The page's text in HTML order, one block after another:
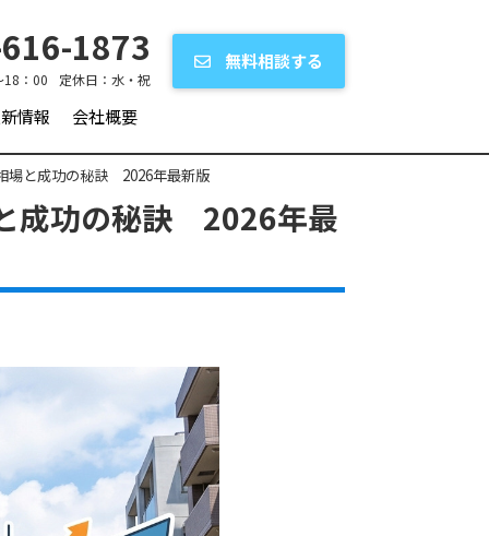
1873
18：00 定休日： 水・祝
無料相談する
情報 会社概要
場と成功の秘訣 2026年最新版
成功の秘訣 2026年最